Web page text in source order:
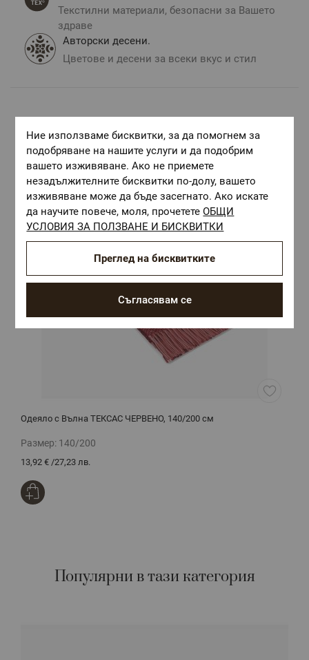
Текстилни материали, безопасни за Вашето
здраве
Авторски десени.
Цветове и десени за всеки вкус и стил
Одеяло с Вълна ТЕКСАС ЧЕРВЕНО, 140/200 см
Размер: 140/200
13,92 € /27,23 лв.
Популярни в тази категория
Ние използваме бисквитки, за да помогнем за
подобряване на нашите услуги и да подобрим
вашето изживяване. Ако не приемете
незадължителните бисквитки по-долу, вашето
изживяване може да бъде засегнато. Ако искате
да научите повече, моля, прочететеОБЩИ
УСЛОВИЯ ЗА ПОЛЗВАНЕ И БИСКВИТКИ
Съгласявам се
Преглед на бисквитките